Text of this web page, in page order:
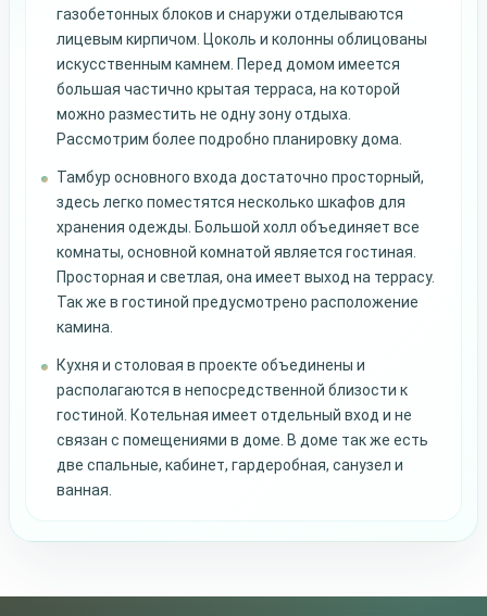
газобетонных блоков и снаружи отделываются
лицевым кирпичом. Цоколь и колонны облицованы
искусственным камнем. Перед домом имеется
большая частично крытая терраса, на которой
можно разместить не одну зону отдыха.
Рассмотрим более подробно планировку дома.
Тамбур основного входа достаточно просторный,
здесь легко поместятся несколько шкафов для
хранения одежды. Большой холл объединяет все
комнаты, основной комнатой является гостиная.
Просторная и светлая, она имеет выход на террасу.
Так же в гостиной предусмотрено расположение
камина.
Кухня и столовая в проекте объединены и
располагаются в непосредственной близости к
гостиной. Котельная имеет отдельный вход и не
связан с помещениями в доме. В доме так же есть
две спальные, кабинет, гардеробная, санузел и
ванная.